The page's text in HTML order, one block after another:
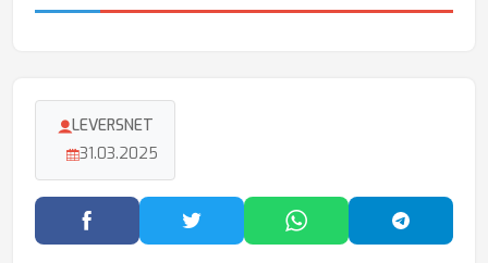
LEVERSNET
31.03.2025
Facebook'ta PaylaşTwitter'da PaylaşWhatsApp'ta Paylaş